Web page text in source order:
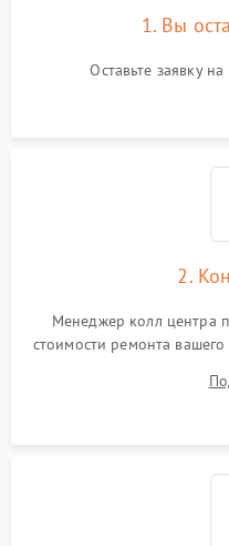
1. Вы
Оставьте заявку
2.
Менеджер колл центра
стоимости ремонта